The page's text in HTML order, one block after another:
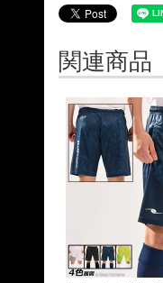
関連商品